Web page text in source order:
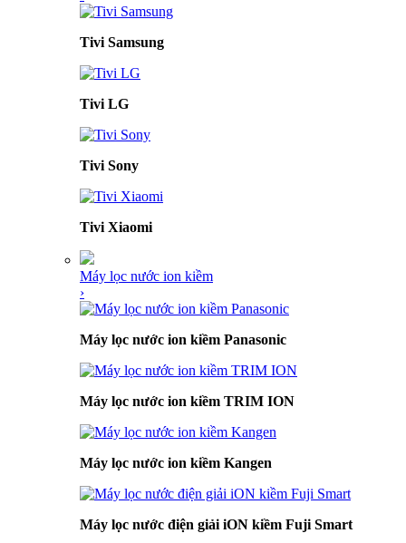
Tivi Samsung
Tivi LG
Tivi Sony
Tivi Xiaomi
Máy lọc nước ion kiềm
›
Máy lọc nước ion kiềm Panasonic
Máy lọc nước ion kiềm TRIM ION
Máy lọc nước ion kiềm Kangen
Máy lọc nước điện giải iON kiềm Fuji Smart